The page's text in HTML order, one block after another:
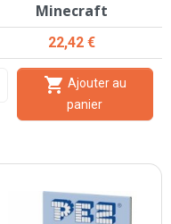
Minecraft
Prix
22,42 €

panier